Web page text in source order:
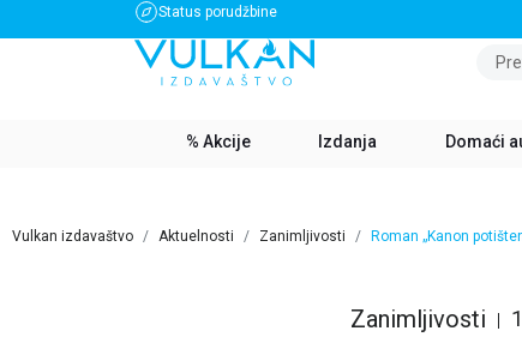
Status porudžbine
BESPLATNA DOSTAVA ZA IZNOS PREKO 3500 RSD
% Akcije Izdanja Domaći
Vulkan izdavaštvo Aktuelnosti Zanimljivosti Roman „Kanon
Zanimljivosti